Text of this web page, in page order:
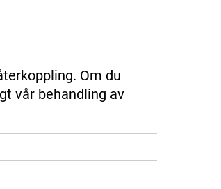
Om du
vår behandling av